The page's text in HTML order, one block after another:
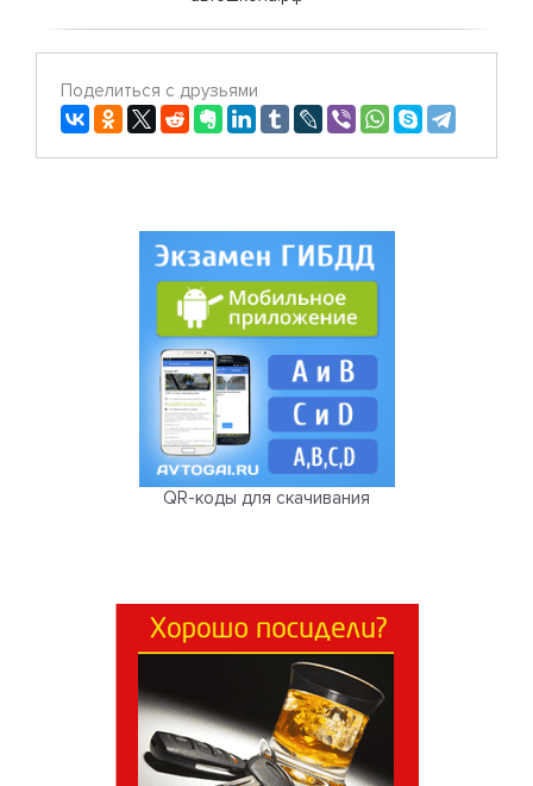
Поделиться с друзьями
QR-коды для скачивания